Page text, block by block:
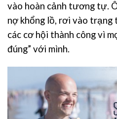
vào hoàn cảnh tương tự.
nợ khổng lồ, rơi vào trạng
các cơ hội thành công vì
đúng” với mình.